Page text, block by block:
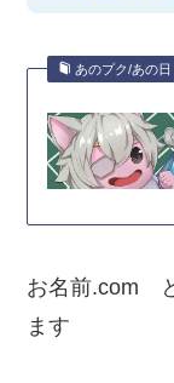
あのプク/あの日
お名前.com
ます